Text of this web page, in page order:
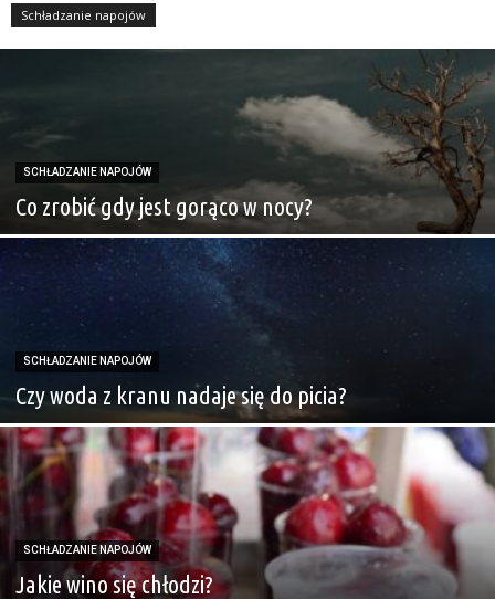
Schładzanie napojów
SCHŁADZANIE NAPOJÓW
Co zrobić gdy jest gorąco w nocy?
SCHŁADZANIE NAPOJÓW
Czy woda z kranu nadaje się do picia?
SCHŁADZANIE NAPOJÓW
Jakie wino się chłodzi?